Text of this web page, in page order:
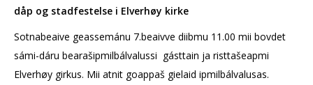
dåp og stadfestelse i Elverhøy kirke
Sotnabeaive geassemánu 7.beaivve diibmu 11.00 mii bovdet
sámi-dáru bearašipmilbálvalussi gásttain ja risttašeapmi
Elverhøy girkus. Mii atnit goappaš gielaid ipmilbálvalusas.